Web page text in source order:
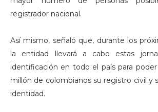
registrador nacional.
Así mismo, señaló que, durante los
la entidad llevará a cabo estas
identificación en todo el país para
millón de colombianos su registro civil y
identidad.